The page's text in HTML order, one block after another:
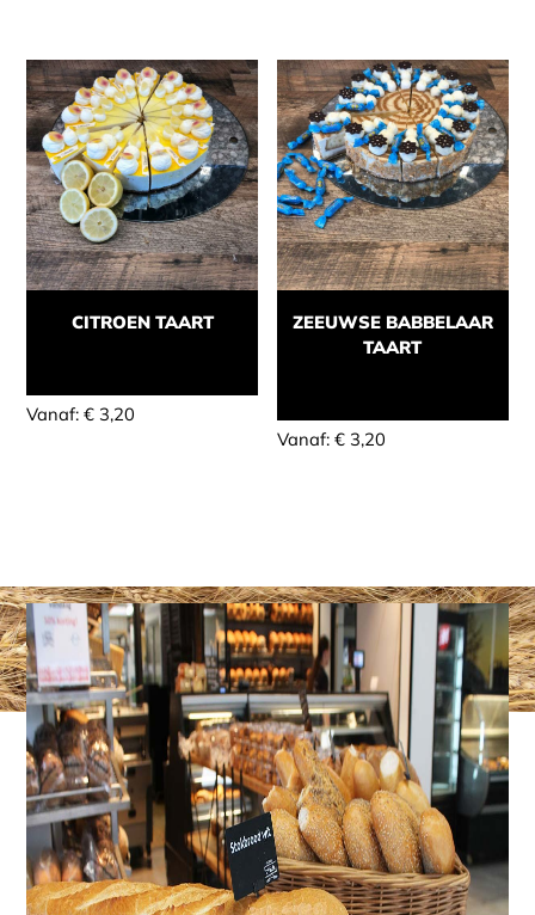
CITROEN TAART
Vanaf:€ 3,20
ZEEUWSE BABBELAAR
TAART
Vanaf:€ 3,20